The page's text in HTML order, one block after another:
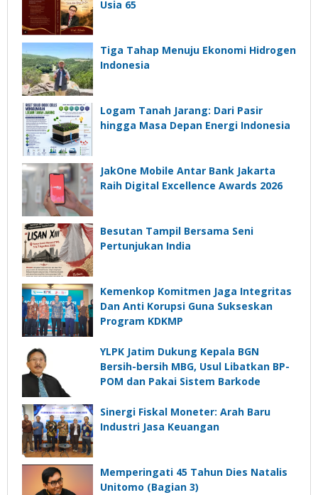
Usia 65
Tiga Tahap Menuju Ekonomi Hidrogen
Indonesia
Logam Tanah Jarang: Dari Pasir
hingga Masa Depan Energi Indonesia
JakOne Mobile Antar Bank Jakarta
Raih Digital Excellence Awards 2026
Besutan Tampil Bersama Seni
Pertunjukan India
Kemenkop Komitmen Jaga Integritas
Dan Anti Korupsi Guna Sukseskan
Program KDKMP
YLPK Jatim Dukung Kepala BGN
Bersih-bersih MBG, Usul Libatkan BP-
POM dan Pakai Sistem Barkode
Sinergi Fiskal Moneter: Arah Baru
Industri Jasa Keuangan
Memperingati 45 Tahun Dies Natalis
Unitomo (Bagian 3)